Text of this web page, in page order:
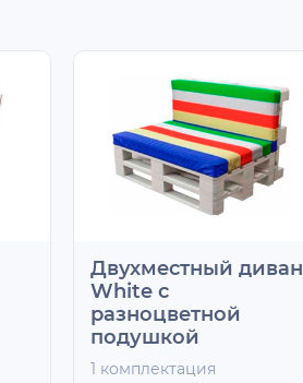
Двухместный диван
White с
разноцветной
подушкой
1 комплектация